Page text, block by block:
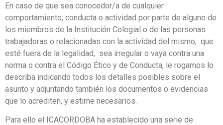
En caso de que sea conocedor/a de cualquier
comportamiento, conducta o actividad por parte de alguno de
los miembros de la Institución Colegial o de las personas
trabajadoras o relacionadas con la actividad del mismo, que
esté fuera de la legalidad, sea irregular o vaya contra una
norma o contra el Código Ético y de Conducta, le rogamos lo
describa indicando todos los detalles posibles sobre el
asunto y adjuntando también los documentos o evidencias
que lo acrediten, y estime necesarios.
Para ello el ICACORDOBA ha establecido una serie de